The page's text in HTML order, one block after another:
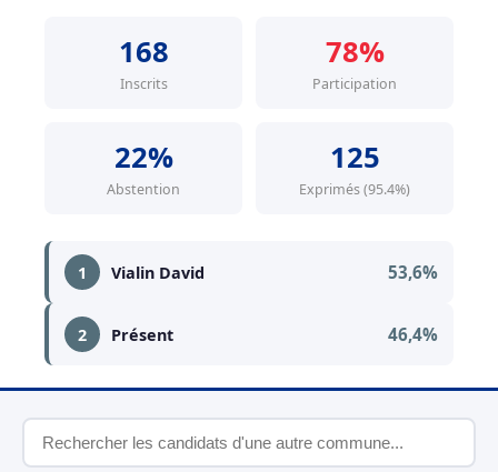
168
Inscrits
78%
Participation
22%
Abstention
125
Exprimés (95.4%)
1 Vialin David 53,6%
2 Présent 46,4%